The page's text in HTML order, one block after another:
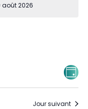
août 2026
de
JOUR
Jour suivant